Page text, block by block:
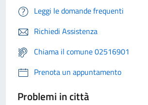
Leggi le domande frequenti
Richiedi Assistenza
Chiama il comune 02516901
Prenota un appuntamento
Problemi in città